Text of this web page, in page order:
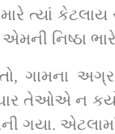
બોરના ઉદ્‌ઘાટનમાં કે
નિષ્ઠા
ગામના
તેઓએ ન
ગયા.